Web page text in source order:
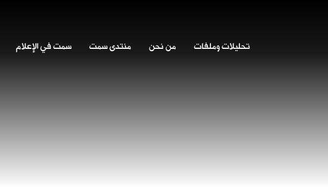
تحليلات وملفات من نحن منتدى سمت سمت في الإعلام